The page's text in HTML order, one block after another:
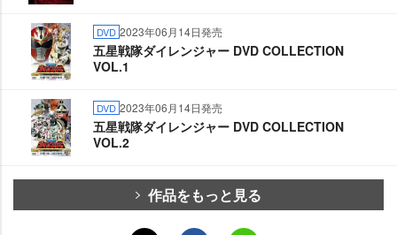
DVD 2023年06月14日発売
五星戦隊ダイレンジャー DVD COLLECTION
VOL.1
DVD 2023年06月14日発売
五星戦隊ダイレンジャー DVD COLLECTION
VOL.2
作品をもっと見る